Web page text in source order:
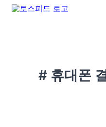
# 휴대폰